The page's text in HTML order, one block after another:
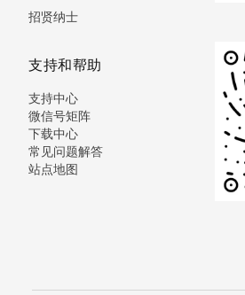
招贤纳士
支持和帮助
支持中心
微信号矩阵
下载中心
常见问题解答
站点地图